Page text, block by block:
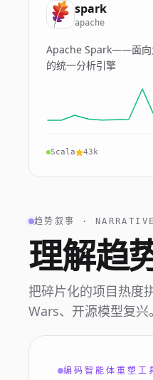
spark
apache
Apache Spark——面向
的统一分析引擎
Scala 43k
趋势叙事 ·
理解趋
把碎片化的项目热
Wars、开源模型复兴。
编码智能体重塑工